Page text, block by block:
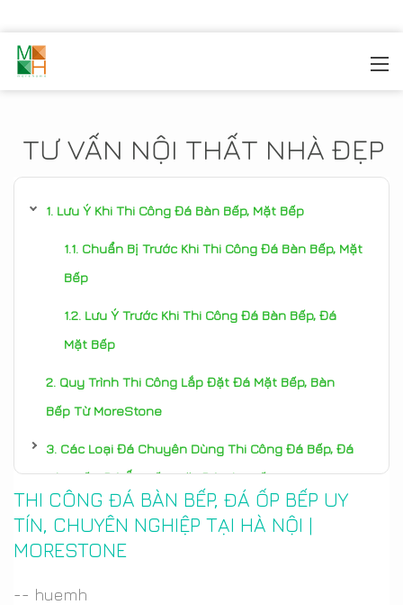
TƯ VẤN NỘI THẤT NHÀ ĐẸP
Lưu Ý Khi Thi Công Đá Bàn Bếp, Mặt Bếp
Chuẩn Bị Trước Khi Thi Công Đá Bàn Bếp, Mặt
Bếp
Lưu Ý Trước Khi Thi Công Đá Bàn Bếp, Đá
Mặt Bếp
Quy Trình Thi Công Lắp Đặt Đá Mặt Bếp, Bàn
Bếp Từ MoreStone
Các Loại Đá Chuyên Dùng Thi Công Đá Bếp, Đá
Bàn Bếp, Đá Ốp Bếp, Mặt Đá Bàn Bếp
Cách Tính Kích Thước Đá Bếp, Đá Bàn Bếp, Đá Mặt
Bếp Chuẩn Nhất
THI CÔNG ĐÁ BÀN BẾP, ĐÁ ỐP BẾP UY
TÍN, CHUYÊN NGHIỆP TẠI HÀ NỘI |
MORESTONE
-- huemh